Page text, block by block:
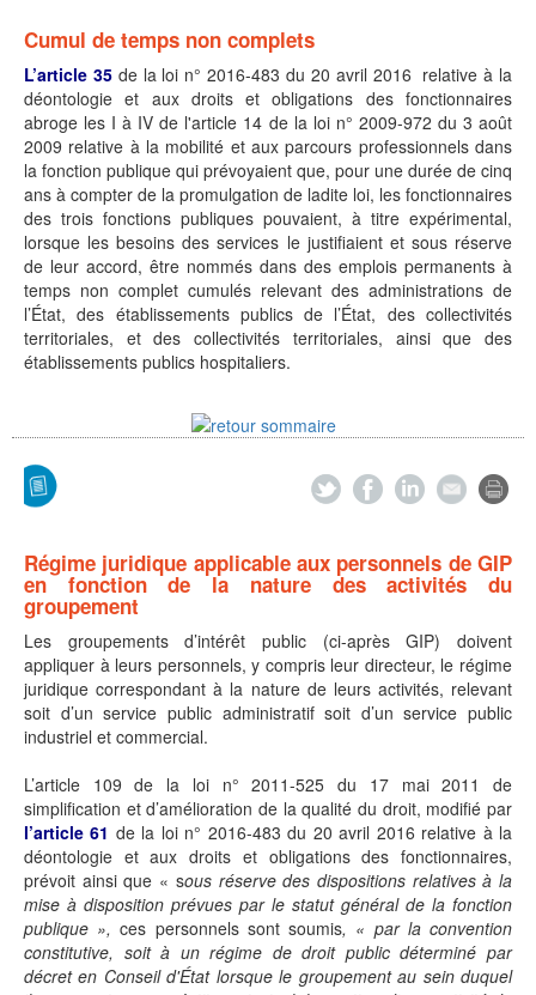
Cumul de temps non complets
L’article 35 de la loi n° 2016-483 du 20 avril 2016 relative à la
déontologie et aux droits et obligations des fonctionnaires
abroge les I à IV de l'article 14 de la loi n° 2009-972 du 3 août
2009 relative à la mobilité et aux parcours professionnels dans
la fonction publique qui prévoyaient que, pour une durée de cinq
ans à compter de la promulgation de ladite loi, les fonctionnaires
des trois fonctions publiques pouvaient, à titre expérimental,
lorsque les besoins des services le justifiaient et sous réserve
de leur accord, être nommés dans des emplois permanents à
temps non complet cumulés relevant des administrations de
l’État, des établissements publics de l’État, des collectivités
territoriales, et des collectivités territoriales, ainsi que des
établissements publics hospitaliers.
Régime juridique applicable aux personnels de GIP
en fonction de la nature des activités du
groupement
Les groupements d’intérêt public (ci-après GIP) doivent
appliquer à leurs personnels, y compris leur directeur, le régime
juridique correspondant à la nature de leurs activités, relevant
soit d’un service public administratif soit d’un service public
industriel et commercial.
L’article 109 de la loi n° 2011-525 du 17 mai 2011 de
simplification et d’amélioration de la qualité du droit, modifié par
l’article 61 de la loi n° 2016-483 du 20 avril 2016 relative à la
déontologie et aux droits et obligations des fonctionnaires,
prévoit ainsi que « sous réserve des dispositions relatives à la
mise à disposition prévues par le statut général de la fonction
publique »,ces personnels sont soumis, « par la convention
constitutive, soit à un régime de droit public déterminé par
décret en Conseil d'État lorsque le groupement au sein duquel